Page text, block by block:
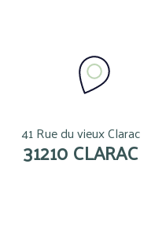
41 Rue du vieux Clarac
31210 CLARAC